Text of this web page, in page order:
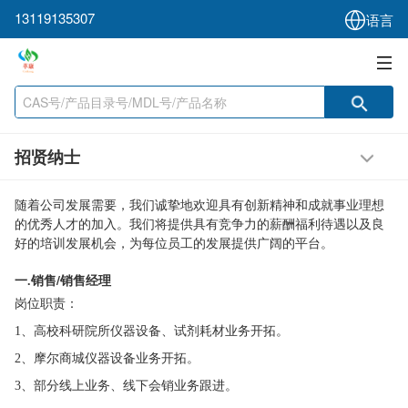
13119135307 语言
招贤纳士
随着公司发展需要，我们诚挚地欢迎具有创新精神和成就事业理想
的优秀人才的加入。我们将提供具有竞争力的薪酬福利待遇以及良
好的培训发展机会，为每位员工的发展提供广阔的平台。
一.销售/销售经理
岗位职责：
1、高校科研院所仪器设备、试剂耗材业务开拓。
2、摩尔商城仪器设备业务开拓。
3、部分线上业务、线下会销业务跟进。